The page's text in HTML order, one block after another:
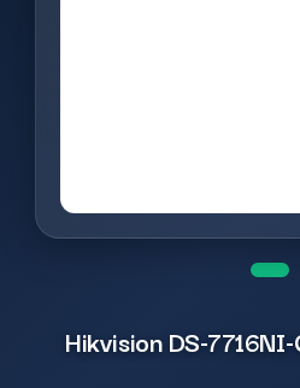
Hikvision DS-7716NI-